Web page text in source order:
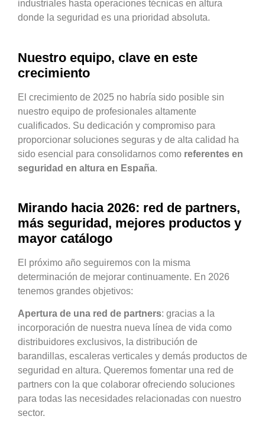
industriales hasta operaciones técnicas en altura
donde la seguridad es una prioridad absoluta.
Nuestro equipo, clave en este
crecimiento
El crecimiento de 2025 no habría sido posible sin
nuestro equipo de profesionales altamente
cualificados. Su dedicación y compromiso para
proporcionar soluciones seguras y de alta calidad ha
sido esencial para consolidarnos como referentes en
seguridad en altura en España.
Mirando hacia 2026: red de partners,
más seguridad, mejores productos y
mayor catálogo
El próximo año seguiremos con la misma
determinación de mejorar continuamente. En 2026
tenemos grandes objetivos:
Apertura de una red de partners: gracias a la
incorporación de nuestra nueva línea de vida como
distribuidores exclusivos, la distribución de
barandillas, escaleras verticales y demás productos de
seguridad en altura. Queremos fomentar una red de
partners con la que colaborar ofreciendo soluciones
para todas las necesidades relacionadas con nuestro
sector.